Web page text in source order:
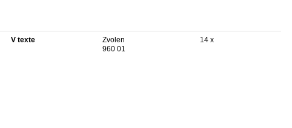
V texte
Zvolen
960 01
14 x